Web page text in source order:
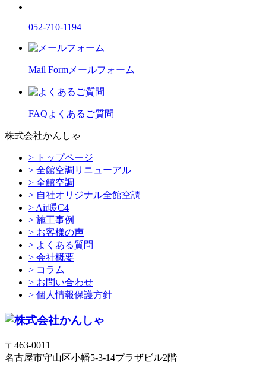
052-710-1194
Mail Form メールフォーム
FAQよくあるご質問
株式会社かんしゃ
> トップページ
> 全館空調リニューアル
> 全館空調
> 自社オリジナル全館空調
> Air暖C4
> 施工事例
> お客様の声
> よくある質問
> 会社概要
> コラム
> お問い合わせ
> 個人情報保護方針
〒463-0011
名古屋市守山区小幡5-3-14プラザビル2階